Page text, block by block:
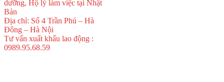
dưỡng, Hộ lý làm việc tại Nhật
Bản
Địa chỉ: Số 4 Trần Phú – Hà
Đông – Hà Nội
Tư vấn xuất khẩu lao động :
0989.95.68.59